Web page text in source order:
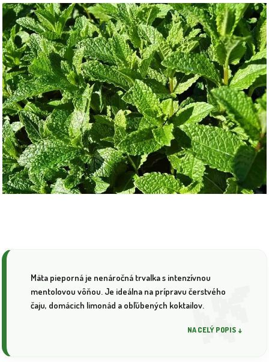
Mäta pieporná je nenáročná trvalka s intenzívnou
mentolovou vôňou. Je ideálna na prípravu čerstvého
čaju, domácich limonád a obľúbených koktailov.
NA CELÝ POPIS ↓